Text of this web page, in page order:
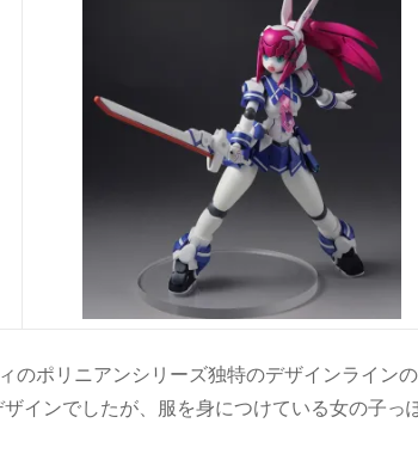
のポリニアンシリーズ独特のデザインライン
インでしたが、服を身につけている女の子っ